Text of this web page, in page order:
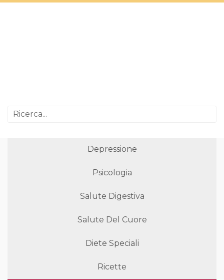
Depressione
Psicologia
Salute Digestiva
Salute Del Cuore
Diete Speciali
Ricette